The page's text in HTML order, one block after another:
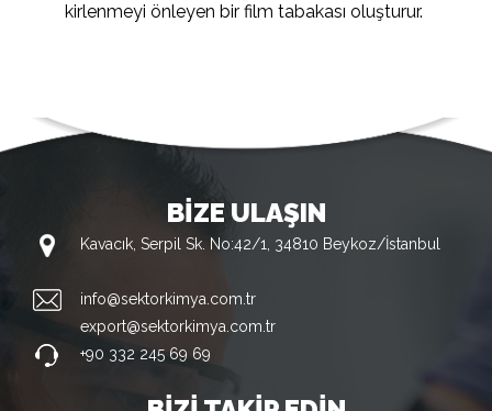
kirlenmeyi önleyen bir film tabakası oluşturur.
BİZE ULAŞIN
Kavacık, Serpil Sk. No:42/1, 34810 Beykoz/İstanbul
info@sektorkimya.com.tr
export@sektorkimya.com.tr
+90 332 245 69 69